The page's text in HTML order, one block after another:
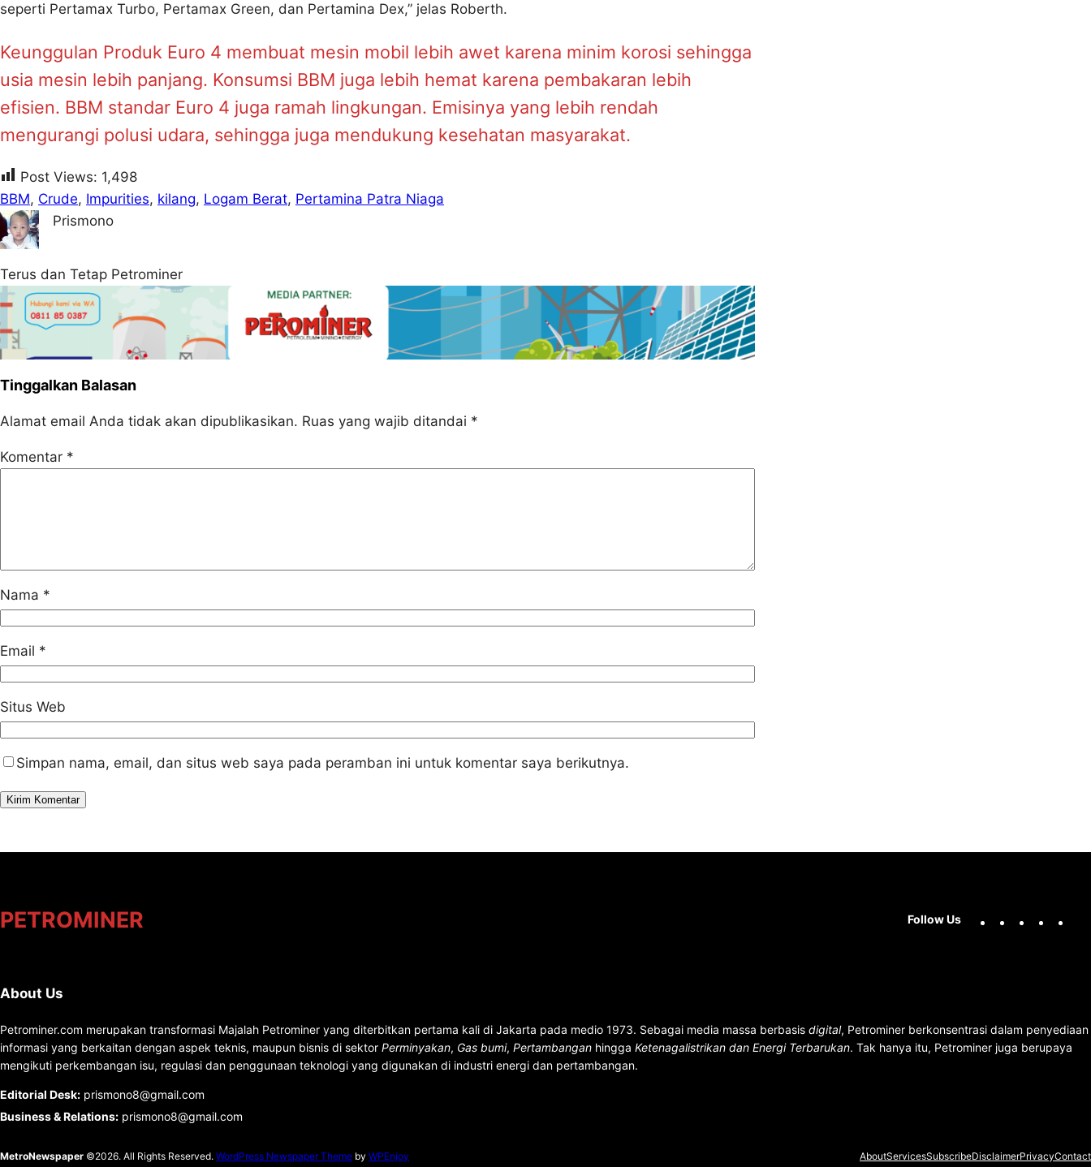
seperti Pertamax Turbo, Pertamax Green, dan Pertamina Dex,” jelas Roberth.
Keunggulan Produk Euro 4 membuat mesin mobil lebih awet karena minim korosi sehingga
usia mesin lebih panjang. Konsumsi BBM juga lebih hemat karena pembakaran lebih
efisien. BBM standar Euro 4 juga ramah lingkungan. Emisinya yang lebih rendah
mengurangi polusi udara, sehingga juga mendukung kesehatan masyarakat.
Post Views: 1,498
BBM, Crude, Impurities, kilang, Logam Berat, Pertamina Patra Niaga
Prismono
Terus dan Tetap Petrominer
Tinggalkan Balasan
Alamat email Anda tidak akan dipublikasikan. Ruas yang wajib ditandai *
Komentar *
Nama *
Email *
Situs Web
Simpan nama, email, dan situs web saya pada peramban ini untuk komentar saya berikutnya.
PETROMINER Follow Us
About Us
Petrominer.com merupakan transformasi Majalah Petrominer yang diterbitkan pertama kali di Jakarta pada medio 1973. Sebagai media massa berbasis digital, Petrominer berkonsentrasi dalam penyediaan
informasi yang berkaitan dengan aspek teknis, maupun bisnis di sektor Perminyakan, Gas bumi, Pertambangan hingga Ketenagalistrikan dan Energi Terbarukan. Tak hanya itu, Petrominer juga berupaya
mengikuti perkembangan isu, regulasi dan penggunaan teknologi yang digunakan di industri energi dan pertambangan.
Editorial Desk: prismono8@gmail.com
Business & Relations: prismono8@gmail.com
MetroNewspaper ©2026. All Rights Reserved. WordPress Newspaper Theme by WPEnjoy AboutServicesSubscribeDisclaimerPrivacyContact